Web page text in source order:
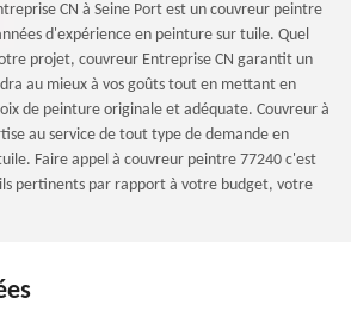
CN à Seine Port est un couvreur peintre
d'expérience en peinture sur tuile. Quel
projet, couvreur Entreprise CN garantit un
au mieux à vos goûts tout en mettant en
de peinture originale et adéquate. Couvreur à
au service de tout type de demande en
Faire appel à couvreur peintre 77240 c'est
pertinents par rapport à votre budget, votre